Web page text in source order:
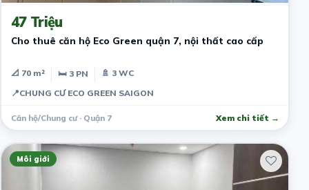
47 Triệu
Cho thuê căn hộ Eco Green quận 7, nội thất cao cấp
📐 70 m² 🛏 3 PN
🚿 3 WC
📍CHUNG CƯ ECO GREEN SAIGON
Căn hộ/Chung cư · Quận 7 Xem chi tiết →
Môi giới